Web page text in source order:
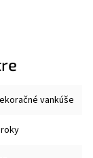
vankúše